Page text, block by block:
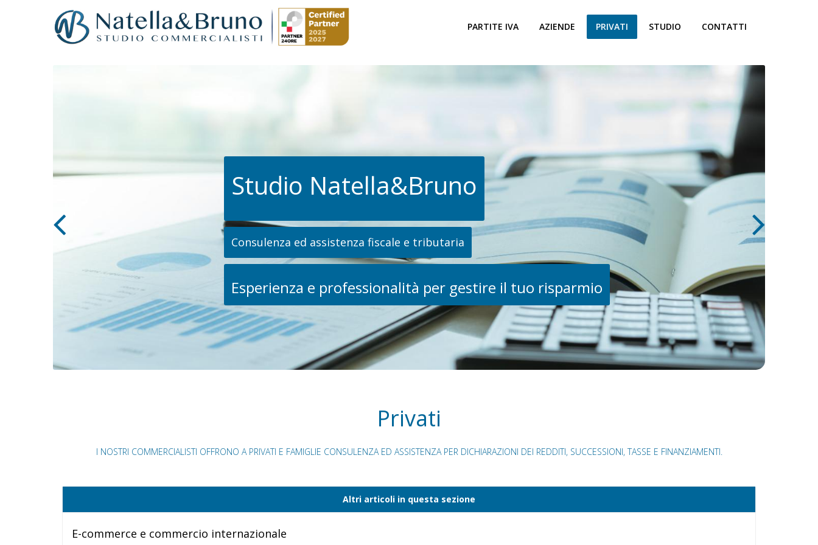
CONTATTI
STUDIO
PRIVATI
AZIENDE
PARTITE IVA
Studio Natella&Bruno
Consulenza ed assistenza fiscale e tributaria
Esperienza e professionalità per gestire il tuo risparmio
Privati
I NOSTRI COMMERCIALISTI OFFRONO A PRIVATI E FAMIGLIE CONSULENZA ED ASSISTENZA PER DICHIARAZIONI DEI REDDITI, SUCCESSIONI, TASSE E FINANZIAMENTI.
Altri articoli in questa sezione
E-commerce e commercio internazionale